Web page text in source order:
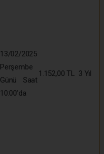
13/02/2025
Perşembe
Günü Saat
10:00’da
1.152,00 TL 3 Yıl